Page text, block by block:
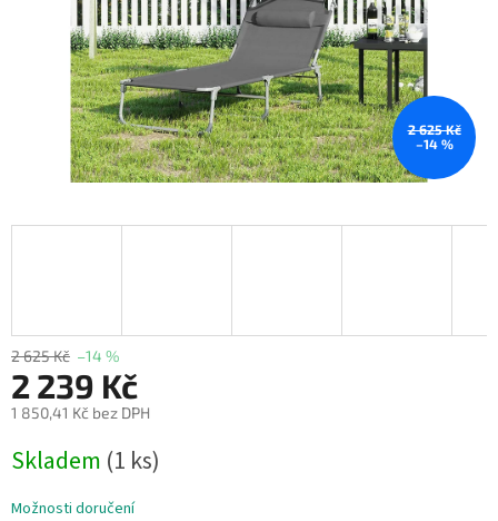
2 625 Kč
–14 %
2 625 Kč –14 %
2 239 Kč
1 850,41 Kč bez DPH
cena:
Skladem (1 ks)
Možnosti doručení